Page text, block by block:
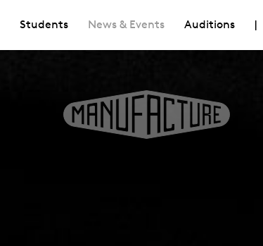
Students News & Events Auditions |